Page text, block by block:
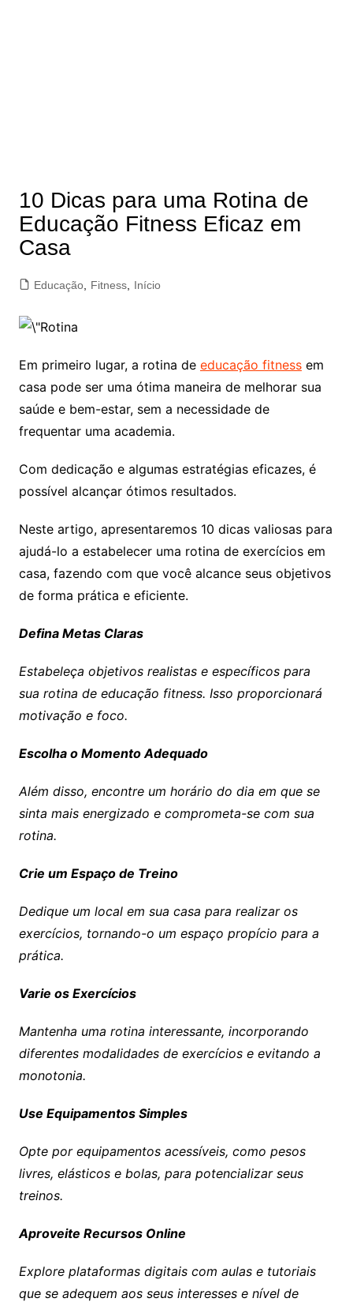
10 Dicas para uma Rotina de
Educação Fitness Eficaz em
Casa
Educação, Fitness, Início
Em primeiro lugar, a rotina de educação fitnessem
casa pode ser uma ótima maneira de melhorar sua
saúde e bem-estar, sem a necessidade de
frequentar uma academia.
Com dedicação e algumas estratégias eficazes, é
possível alcançar ótimos resultados.
Neste artigo, apresentaremos 10 dicas valiosas para
ajudá-lo a estabelecer uma rotina de exercícios em
casa, fazendo com que você alcance seus objetivos
de forma prática e eficiente.
Defina Metas Claras
Estabeleça objetivos realistas e específicos para
sua rotina de educação fitness. Isso proporcionará
motivação e foco.
Escolha o Momento Adequado
Além disso, encontre um horário do dia em que se
sinta mais energizado e comprometa-se com sua
rotina.
Crie um Espaço de Treino
Dedique um local em sua casa para realizar os
exercícios, tornando-o um espaço propício para a
prática.
Varie os Exercícios
Mantenha uma rotina interessante, incorporando
diferentes modalidades de exercícios e evitando a
monotonia.
Use Equipamentos Simples
Opte por equipamentos acessíveis, como pesos
livres, elásticos e bolas, para potencializar seus
treinos.
Aproveite Recursos Online
Explore plataformas digitais com aulas e tutoriais
que se adequem aos seus interesses e nível de